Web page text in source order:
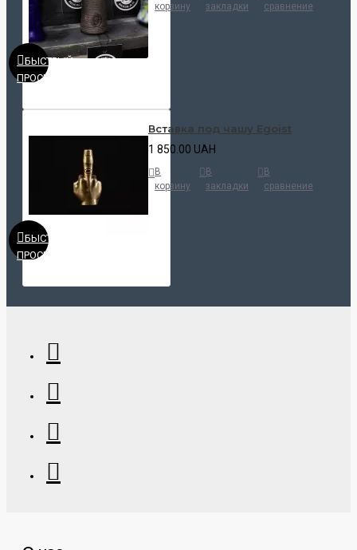
БЫСТРЫЙ
ПРОСМОТР
корзину
закладки
сравнение
БЫСТРЫЙ
ПРОСМОТР
Вставка под чашу Egoist
1 850.00 UAH
В
корзину
В
закладки
В
сравнение